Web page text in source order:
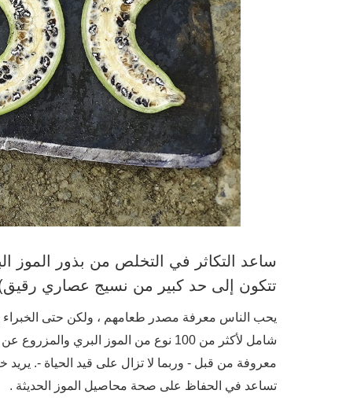
ساعد التكاثر في التخلص من بذور الموز
تتكون إلى حد كبير من نسيج عصاري رقيق)
يحب الناس معرفة مصدر طعامهم ، ولكن حتى الخبراء
شامل لأكثر من 100 نوع من الموز
معروفة من قبل - وربما لا تزال على قيد الحياة -. يريد
تساعد في الحفاظ على صحة محاصيل الموز الحديثة .